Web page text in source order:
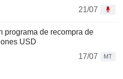
21/07
programa de recompra de
USD
17/07
MT